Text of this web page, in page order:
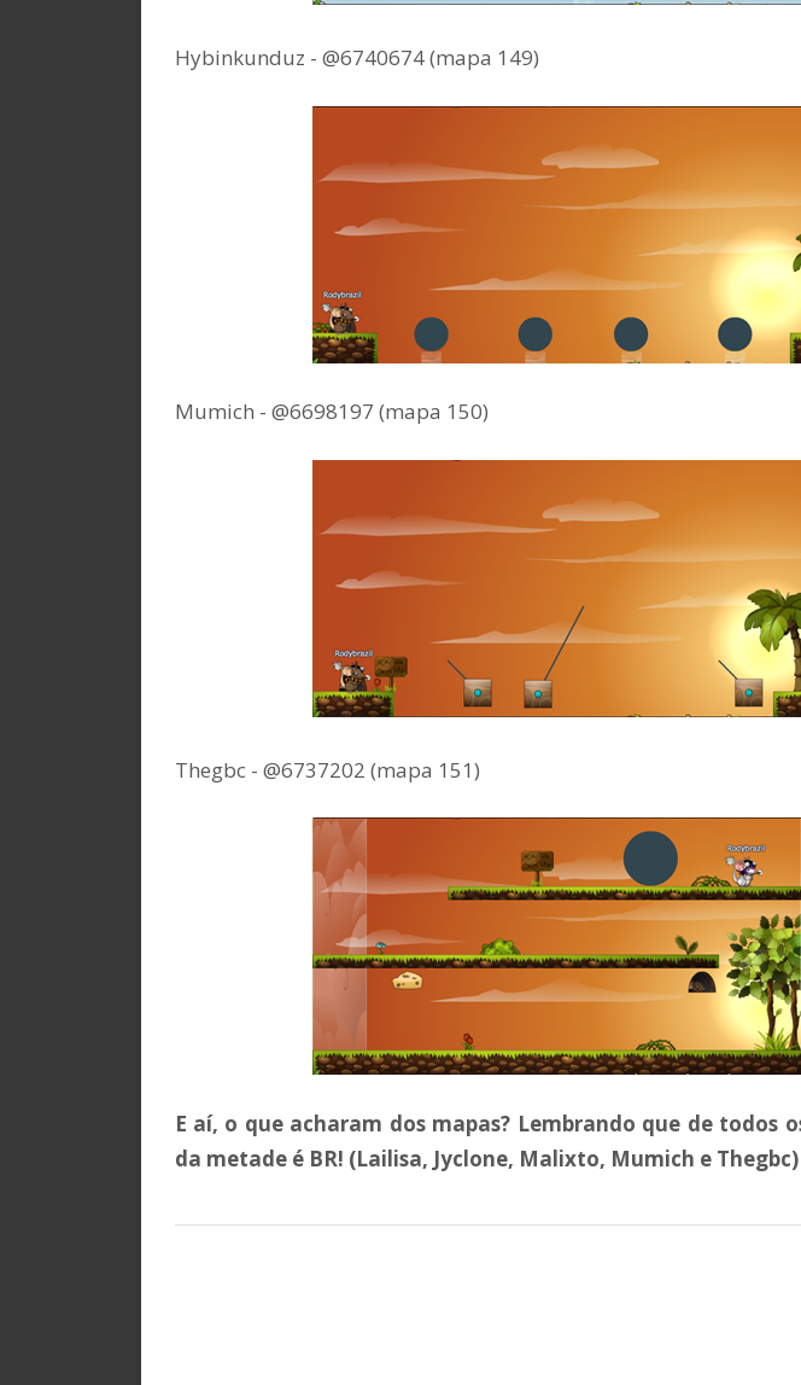
Hybinkunduz - @6740674 (mapa 149)
Mumich - @6698197 (mapa 150)
Thegbc - @6737202 (mapa 151)
E aí, o que acharam dos mapas? Lembrando que de todos
da metade é BR! (Lailisa, Jyclone, Malixto, Mumich e Thegbc)